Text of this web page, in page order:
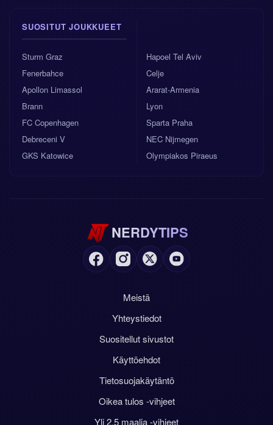
SUOSITUT JOUKKUEET
Sturm Graz
Fenerbahce
Apollon Limassol
Brann
FC Copenhagen
Debreceni V
GKS Katowice
Hapoel Tel Aviv
Celje
Ararat-Armenia
Lyon
Sparta Praha
NEC Nijmegen
Olympiakos Piraeus
NERDYTIPS
Meistä
Yhteystiedot
Suositellut sivustot
Käyttöehdot
Tietosuojakäytäntö
Oikea tulos -vihjeet
Yli 2.5 maalia -vihjeet